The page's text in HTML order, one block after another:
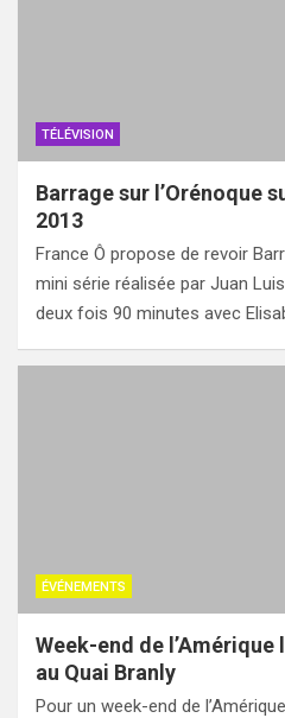
TÉLÉVISION
Barrage sur l’Orénoque
2013
France Ô propose de revoir
mini série réalisée par Juan
deux fois 90 minutes avec
ÉVÉNEMENTS
Week-end de
au Quai Branly
Pour un week-end de